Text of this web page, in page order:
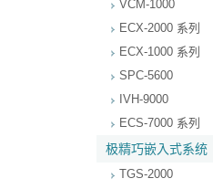
VCM-1000
ECX-2000 系列
ECX-1000 系列
SPC-5600
IVH-9000
ECS-7000 系列
极精巧嵌入式系统
TGS-2000